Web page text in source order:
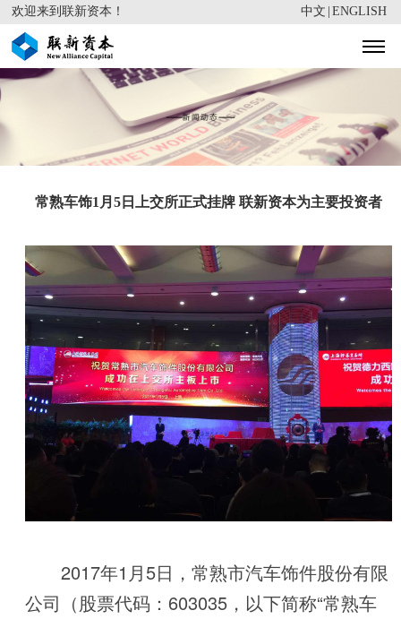
欢迎来到联新资本！ 中文 ENGLISH
常熟车饰1月5日上交所正式挂牌 联新资本为主要投资者
2017年1月5日，常熟市汽车饰件股份有限
公司（股票代码：603035，以下简称“常熟车